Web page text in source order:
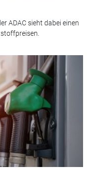
ADAC sieht dabei einen